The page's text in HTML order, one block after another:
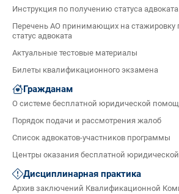
Инструкция по получению статуса адвоката
Перечень АО принимающих на стажировку
статус адвоката
Актуальные тестовые материалы
Билеты квалификационного экзамена
Гражданам
О системе бесплатной юридической
Порядок подачи и рассмотрения жалоб
Список адвокатов-участников программы
Центры оказания бесплатной
Дисциплинарная практика
Архив заключений Квалификационной